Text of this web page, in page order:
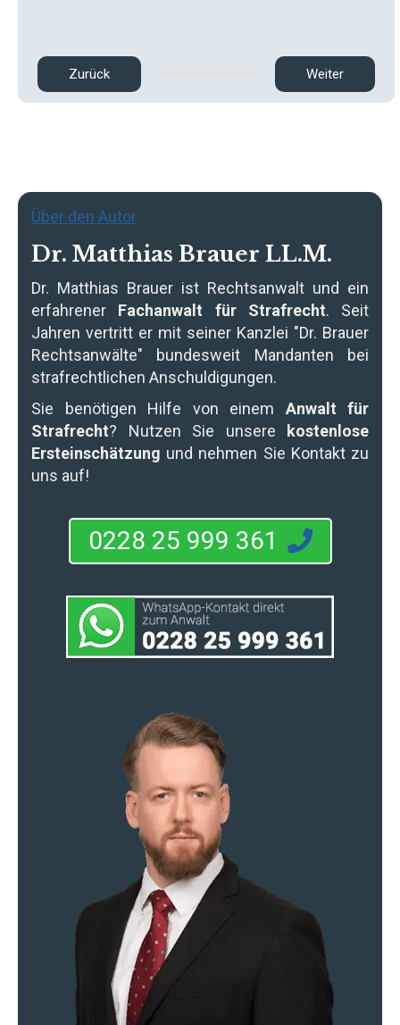
Zurück Weiter
Über den Autor
Dr. Matthias Brauer LL.M.
Dr. Matthias Brauer ist Rechtsanwalt und ein
erfahrener Fachanwalt für Strafrecht. Seit
Jahren vertritt er mit seiner Kanzlei "Dr. Brauer
Rechtsanwälte" bundesweit Mandanten bei
strafrechtlichen Anschuldigungen.
Sie benötigen Hilfe von einem Anwalt für
Strafrecht? Nutzen Sie unsere kostenlose
Ersteinschätzung und nehmen Sie Kontakt zu
uns auf!
0228 25 999 361